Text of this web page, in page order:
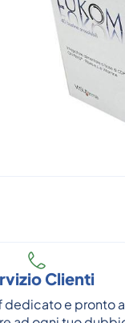
Clienti
dedicato e pronto a